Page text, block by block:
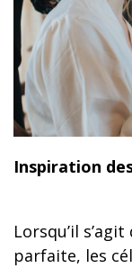
Inspiration
Lorsqu’il
parfaite, les